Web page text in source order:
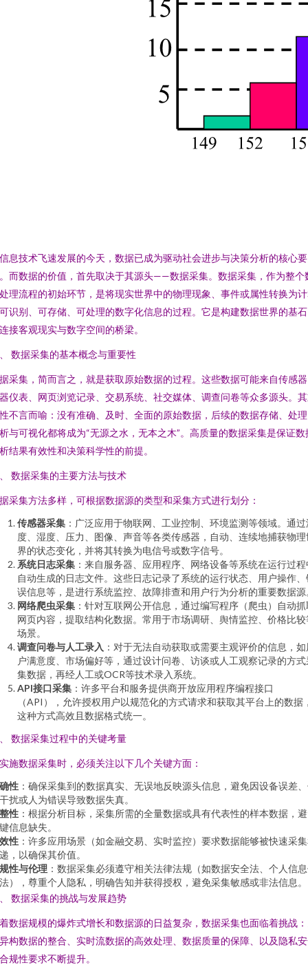
息技术飞速发展的今天，数据已成为驱动社会进步与决策分析的核心要
而数据的价值，首先取决于其源头——数据采集。数据采集，作为整个
理流程的初始环节，是将现实世界中的物理现象、事件或属性转换为
识别、可存储、可处理的数字化信息的过程。它是构建数据世界的基
接客观现实与数字空间的桥梁。
数据采集的基本概念与重要性
采集，简而言之，就是获取原始数据的过程。这些数据可能来自传感
仪表、网页浏览记录、交易系统、社交媒体、调查问卷等众多源头。
不言而喻：没有准确、及时、全面的原始数据，后续的数据存储、处
与可视化都将成为“无源之水，无本之木”。高质量的数据采集是保证数
结果有效性和决策科学性的前提。
数据采集的主要方法与技术
采集方法多样，可根据数据源的类型和采集方式进行划分：
传感器采集 ：广泛应用于物联网、工业控制、环境监测等领域。通过
度、湿度、压力、图像、声音等各类传感器，自动、连续地捕获物理
界的状态变化，并将其转换为电信号或数字信号。
系统日志采集 ：来自服务器、应用程序、网络设备等系统在运行过程
自动生成的日志文件。这些日志记录了系统的运行状态、用户操作、
误信息等，是进行系统监控、故障排查和用户行为分析的重要数据源
网络爬虫采集 ：针对互联网公开信息，通过编写程序（爬虫）自动抓
网页内容，提取结构化数据。常用于市场调研、舆情监控、价格比较
场景。
调查问卷与人工录入 ：对于无法自动获取或需要主观评价的信息，
户满意度、市场偏好等，通过设计问卷、访谈或人工观察记录的方式
集数据，再经人工或OCR等技术录入系统。
API接口采集 ：许多平台和服务提供商开放应用程序编程接口
（API），允许授权用户以规范化的方式请求和获取其平台上的数据
这种方式高效且数据格式统一。
数据采集过程中的关键考量
施数据采集时，必须关注以下几个关键方面：
性 ：确保采集到的数据真实、无误地反映源头信息，避免因设备误差
扰或人为错误导致数据失真。
性 ：根据分析目标，采集所需的全量数据或具有代表性的样本数据，
信息缺失。
性 ：许多应用场景（如金融交易、实时监控）要求数据能够被快速采
，以确保其价值。
性与伦理 ：数据采集必须遵守相关法律法规（如数据安全法、个人信
），尊重个人隐私，明确告知并获得授权，避免采集敏感或非法信息。
数据采集的挑战与发展趋势
数据规模的爆炸式增长和数据源的日益复杂，数据采集也面临着挑战
构数据的整合、实时流数据的高效处理、数据质量的保障、以及隐私
规性要求不断提升。